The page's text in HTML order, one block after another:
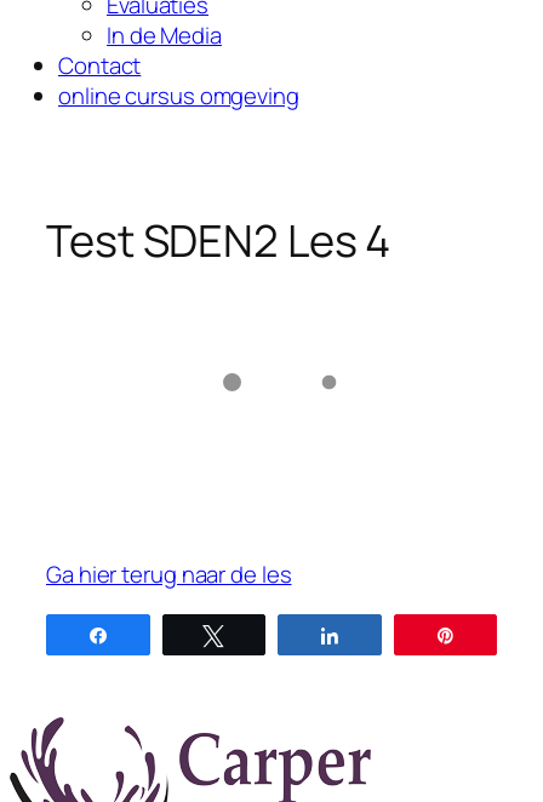
In de Media
Contact
online cursus omgeving
Test SDEN2 Les 4
Ga hier terug naar de les